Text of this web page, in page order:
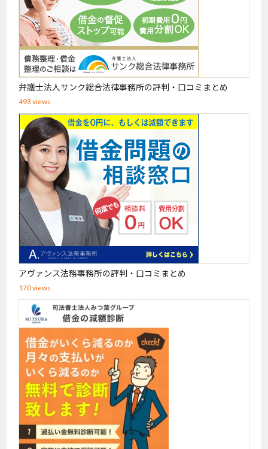
弁護士法人サンク総合法律事務所の評判・口コミまとめ
493 views
アヴァンス法務事務所の評判・口コミまとめ
170 views